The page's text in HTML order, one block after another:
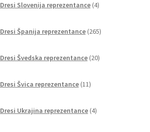
Dresi Slovenija reprezentance 4izdelki
Dresi Španija reprezentance 265izdelkov
Dresi Švedska reprezentance 20izdelkov
Dresi Švica reprezentance 11izdelkov
Dresi Ukrajina reprezentance 4izdelki